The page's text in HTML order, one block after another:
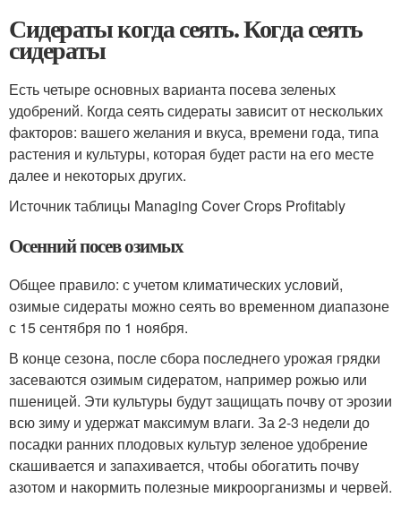
Сидераты когда сеять. Когда сеять
сидераты
Есть четыре основных варианта посева зеленых
удобрений. Когда сеять сидераты зависит от нескольких
факторов: вашего желания и вкуса, времени года, типа
растения и культуры, которая будет расти на его месте
далее и некоторых других.
Источник таблицы Managing Cover Crops Profitably
Осенний посев озимых
Общее правило: с учетом климатических условий,
озимые сидераты можно сеять во временном диапазоне
с 15 сентября по 1 ноября.
В конце сезона, после сбора последнего урожая грядки
засеваются озимым сидератом, например рожью или
пшеницей. Эти культуры будут защищать почву от эрозии
всю зиму и удержат максимум влаги. За 2-3 недели до
посадки ранних плодовых культур зеленое удобрение
скашивается и запахивается, чтобы обогатить почву
азотом и накормить полезные микроорганизмы и червей.